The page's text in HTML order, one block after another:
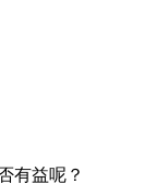
有益呢？